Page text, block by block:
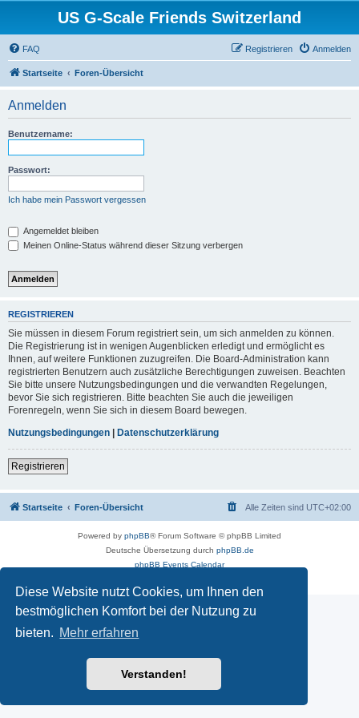
Diese Website nutzt Cookies, um Ihnen den
bestmöglichen Komfort bei der Nutzung zu
bieten. Mehr erfahren
Verstanden!
US G-Scale Friends Switzerland
FAQ Anmelden
Registrieren
Startseite Foren-Übersicht
Anmelden
Benutzername:
Passwort:
Ich habe mein Passwort vergessen
Angemeldet bleiben
Meinen Online-Status während dieser Sitzung verbergen
REGISTRIEREN
Sie müssen in diesem Forum registriert sein, um sich anmelden zu können.
Die Registrierung ist in wenigen Augenblicken erledigt und ermöglicht es
Ihnen, auf weitere Funktionen zuzugreifen. Die Board-Administration kann
registrierten Benutzern auch zusätzliche Berechtigungen zuweisen. Beachten
Sie bitte unsere Nutzungsbedingungen und die verwandten Regelungen,
bevor Sie sich registrieren. Bitte beachten Sie auch die jeweiligen
Forenregeln, wenn Sie sich in diesem Board bewegen.
Nutzungsbedingungen | Datenschutzerklärung
Registrieren
Startseite Foren-Übersicht Alle Zeiten sind UTC+02:00
Powered by phpBB® Forum Software © phpBB Limited
Deutsche Übersetzung durch phpBB.de
phpBB Events Calendar